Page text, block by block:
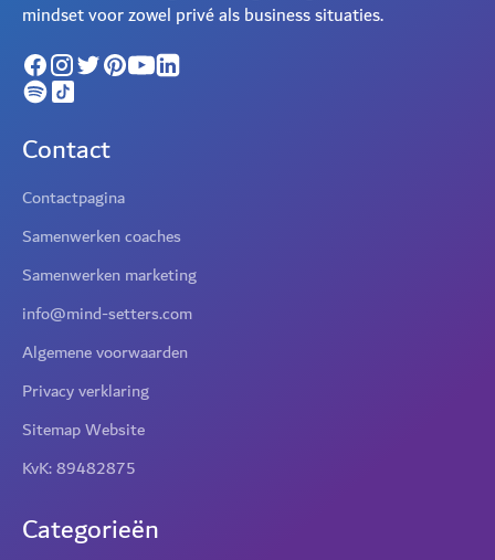
mindset voor zowel privé als business situaties.
Contact
Contactpagina
Samenwerken coaches
Samenwerken marketing
info@mind-setters.com
Algemene voorwaarden
Privacy verklaring
Sitemap Website
KvK: 89482875
Categorieën